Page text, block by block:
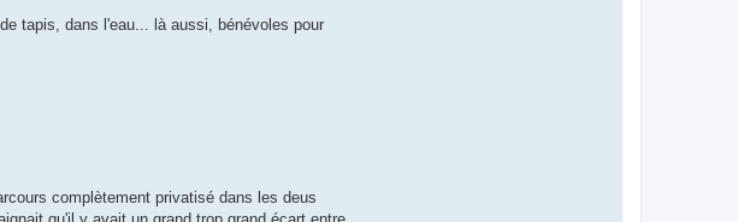
tapis, dans l'eau... là aussi, bénévoles pour
complètement privatisé dans les deus